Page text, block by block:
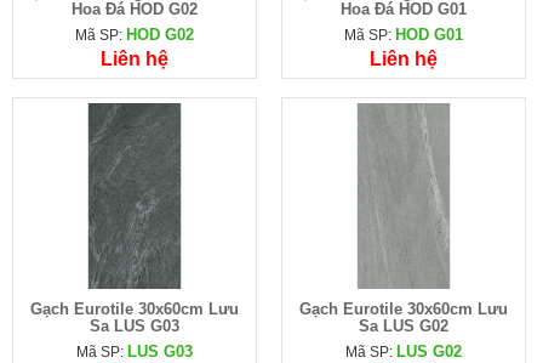
Hoa Đá HOD G02
Mã SP: HOD G02
Liên hệ
Hoa Đá HOD G01
Mã SP: HOD G01
Liên hệ
Gạch Eurotile 30x60cm Lưu
Sa LUS G03
Mã SP: LUS G03
Gạch Eurotile 30x60cm Lưu
Sa LUS G02
Mã SP: LUS G02